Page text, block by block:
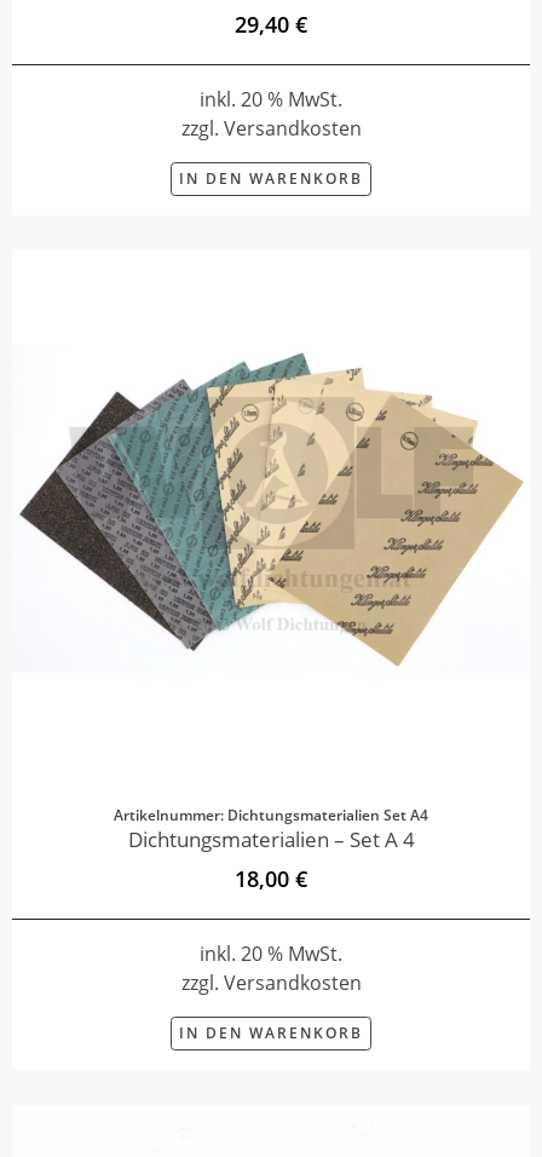
29,40 €
inkl. 20 % MwSt.
zzgl. Versandkosten
IN DEN WARENKORB
Artikelnummer: Dichtungsmaterialien Set A4
Dichtungsmaterialien – Set A 4
18,00 €
inkl. 20 % MwSt.
zzgl. Versandkosten
IN DEN WARENKORB